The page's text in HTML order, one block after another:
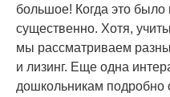
большое! Когда это
существенно. Хотя,
мы рассматриваем
и лизинг. Еще одна
дошкольникам подробно